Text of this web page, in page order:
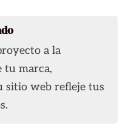
a la
tu marca,
sitio web refleje tus